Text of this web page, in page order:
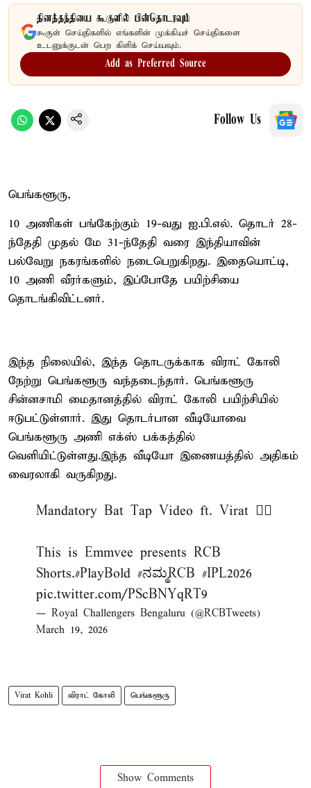
தினத்தந்தியை கூகுளில் பின்தொடரவும்
கூகுள் செய்திகளில் எங்களின் முக்கியச் செய்திகளை
உடனுக்குடன் பெற கிளிக் செய்யவும்.
Add as Preferred Source
Follow Us
பெங்களூரு,
10 அணிகள் பங்கேற்கும் 19-வது ஐ.பி.எல். தொடர் 28-
ந்தேதி முதல் மே 31-ந்தேதி வரை இந்தியாவின்
பல்வேறு நகரங்களில் நடைபெறுகிறது. இதையொட்டி,
10 அணி வீரர்களும், இப்போதே பயிற்சியை
தொடங்கிவிட்டனர்.
இந்த நிலையில், இந்த தொடருக்காக விராட் கோலி
நேற்று பெங்களூரு வந்தடைந்தார். பெங்களூரு
சின்னசாமி மைதானத்தில் விராட் கோலி பயிற்சியில்
ஈடுபட்டுள்ளார். இது தொடர்பான வீடியோவை
பெங்களூரு அணி எக்ஸ் பக்கத்தில்
வெளியிட்டுள்ளது.இந்த வீடியோ இணையத்தில் அதிகம்
வைரலாகி வருகிறது.
Mandatory Bat Tap Video ft. Virat 😮‍💨
This is Emmvee presents RCB
Shorts.#PlayBold #ನಮ್ಮRCB #IPL2026
pic.twitter.com/PScBNYqRT9
— Royal Challengers Bengaluru (@RCBTweets)
March 19, 2026
Virat Kohli விராட் கோலி பெங்களூரு
Show Comments